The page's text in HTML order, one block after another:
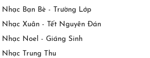
Nhạc Bạn Bè - Trường Lớp
Nhạc Xuân - Tết Nguyên Đán
Nhạc Noel - Giáng Sinh
Nhạc Trung Thu